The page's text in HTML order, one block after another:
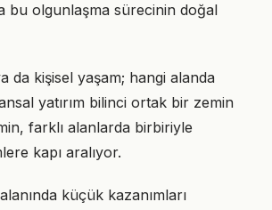
bu olgunlaşma sürecinin doğal
da kişisel yaşam; hangi alanda
yatırım bilinci ortak bir zemin
farklı alanlarda birbiriyle
kapı aralıyor.
küçük kazanımları